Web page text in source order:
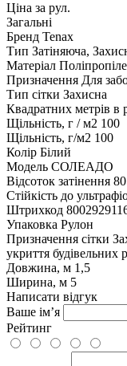
Ціна за рул.
Загальні
Бренд Tenax
Тип Затіняюча,
Матеріал
Призначення Для
Тип сітки Захисна
Квадратних метрів в
Щільність, г / м2 100
Щільність, г/м2 100
Колір Білий
Модель СОЛЕАДО
Відсоток затінення 80
Стійкість до
Штрихкод
Упаковка Рулон
Призначення сітки
укриття будівельних
Довжина, м 1,5
Ширина, м 5
Написати відгук
Ваше ім’я
Рейтинг